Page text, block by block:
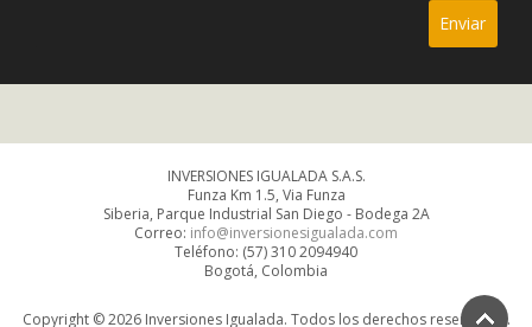
INVERSIONES IGUALADA S.A.S.
Funza Km 1.5, Via Funza
Siberia, Parque Industrial San Diego - Bodega 2A
Correo: info@inversionesigualada.com
Teléfono: (57) 310 2094940
Bogotá, Colombia
Copyright © 2026 Inversiones Igualada. Todos los derechos reservados.